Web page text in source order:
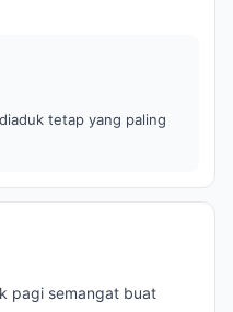
tetap yang paling
pagi semangat buat